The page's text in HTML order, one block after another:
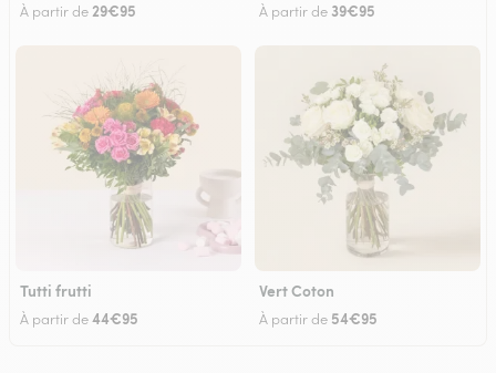
À partir de29€95 À partir de 39€95
Tutti frutti
À partir de44€95
Vert Coton
À partir de 54€95